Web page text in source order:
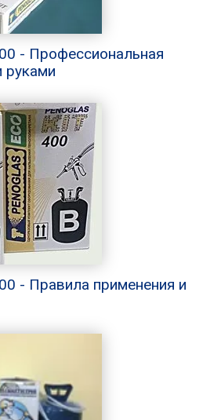
- Профессиональная
руками
- Правила применения и